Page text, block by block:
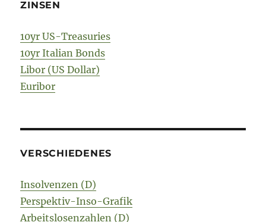
ZINSEN
10yr US-Treasuries
10yr Italian Bonds
Libor (US Dollar)
Euribor
VERSCHIEDENES
Insolvenzen (D)
Perspektiv-Inso-Grafik
Arbeitslosenzahlen (D)